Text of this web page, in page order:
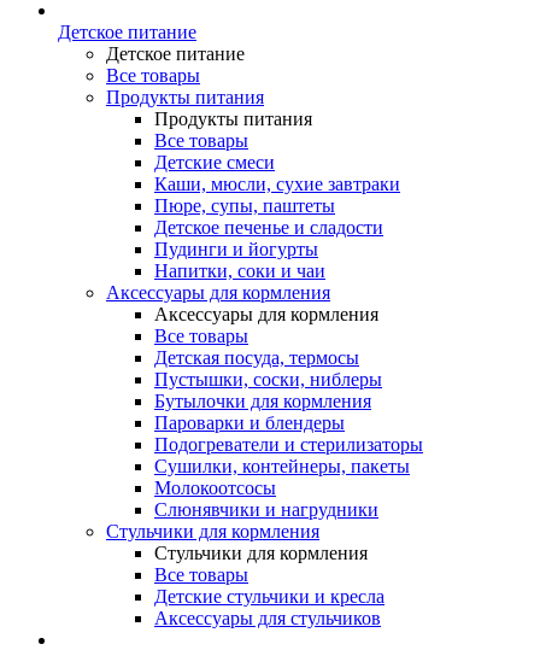
Детское питание
Детское питание
Все товары
Продукты питания
Продукты питания
Все товары
Детские смеси
Каши, мюсли, сухие завтраки
Пюре, супы, паштеты
Детское печенье и сладости
Пудинги и йогурты
Напитки, соки и чаи
Аксессуары для кормления
Аксессуары для кормления
Все товары
Детская посуда, термосы
Пустышки, соски, ниблеры
Бутылочки для кормления
Пароварки и блендеры
Подогреватели и стерилизаторы
Сушилки, контейнеры, пакеты
Молокоотсосы
Слюнявчики и нагрудники
Стульчики для кормления
Стульчики для кормления
Все товары
Детские стульчики и кресла
Аксессуары для стульчиков